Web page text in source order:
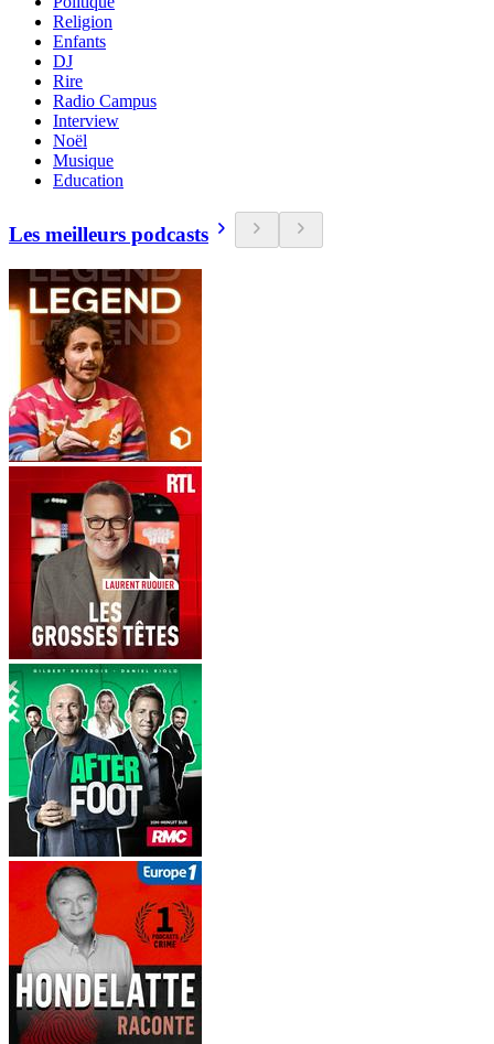
Religion
Enfants
DJ
Rire
Radio Campus
Interview
Noël
Musique
Education
Les meilleurs podcasts